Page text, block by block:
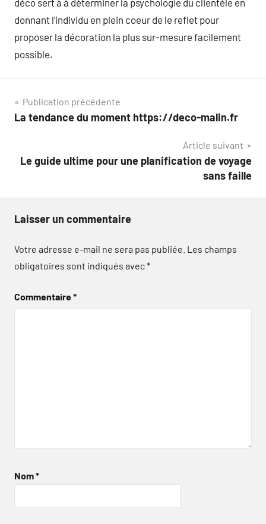
déco sert à à déterminer la psychologie du clientèle en
donnant l’individu en plein coeur de le reflet pour
proposer la décoration la plus sur-mesure facilement
possible.
Navigation
de
Publication précédente
La tendance du moment https://deco-malin.fr
Article suivant
Le guide ultime pour une planification de voyage
sans faille
Laisser un commentaire
Votre adresse e-mail ne sera pas publiée. Les champs
obligatoires sont indiqués avec*
Commentaire*
Nom*